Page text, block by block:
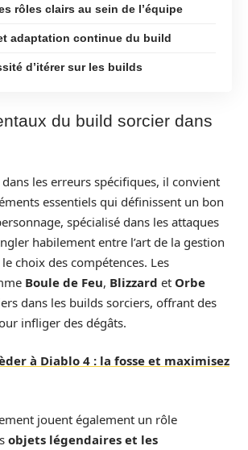
rôles clairs au sein de l’équipe
adaptation continue du build
d’itérer sur les builds
du build sorcier dans
les erreurs spécifiques, il convient
essentiels qui définissent un bon
spécialisé dans les attaques
habilement entre l’art de la gestion
choix des compétences. Les
Boule de Feu, Blizzard et Orbe
dans les builds sorciers, offrant des
infliger des dégâts.
à Diablo 4 : la fosse et maximisez
jouent également un rôle
objets légendaires et les